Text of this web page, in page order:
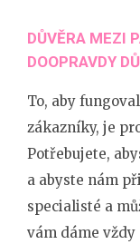
DŮVĚRA MEZI
DOOPRAVDY
To, aby
zákazníky, je
Potřebujete,
a abyste nám
specialisté a
vám dáme